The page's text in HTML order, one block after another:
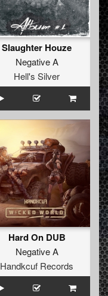
Slaughter Houze
Negative A
Hell's Silver
Hard On DUB
Negative A
Handkcuf Records